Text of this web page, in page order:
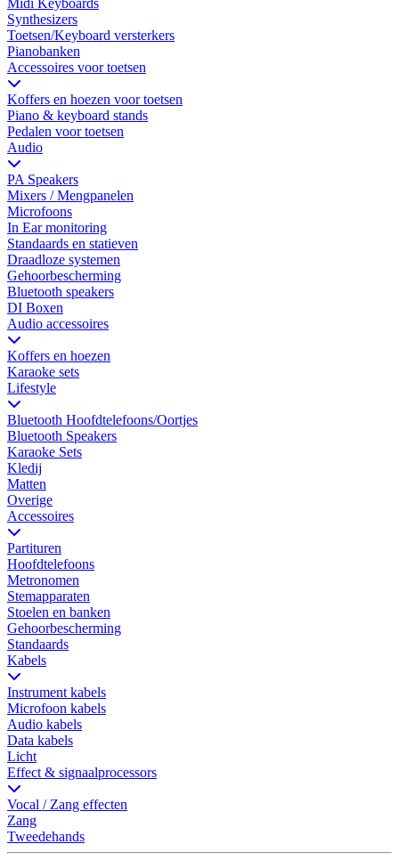
Midi Keyboards
Synthesizers
Toetsen/Keyboard versterkers
Pianobanken
Accessoires voor toetsen
Koffers en hoezen voor toetsen
Piano & keyboard stands
Pedalen voor toetsen
Audio
PA Speakers
Mixers / Mengpanelen
Microfoons
In Ear monitoring
Standaards en statieven
Draadloze systemen
Gehoorbescherming
Bluetooth speakers
DI Boxen
Audio accessoires
Koffers en hoezen
Karaoke sets
Lifestyle
Bluetooth Hoofdtelefoons/Oortjes
Bluetooth Speakers
Karaoke Sets
Kledij
Matten
Overige
Accessoires
Partituren
Hoofdtelefoons
Metronomen
Stemapparaten
Stoelen en banken
Gehoorbescherming
Standaards
Kabels
Instrument kabels
Microfoon kabels
Audio kabels
Data kabels
Licht
Effect & signaalprocessors
Vocal / Zang effecten
Zang
Tweedehands